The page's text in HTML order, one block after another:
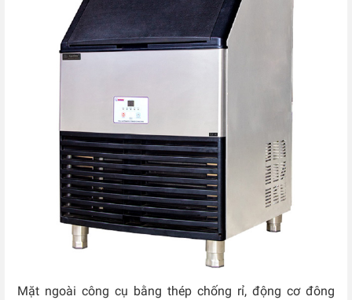
Mặt ngoài công cụ bằng thép chống rỉ, động cơ đông